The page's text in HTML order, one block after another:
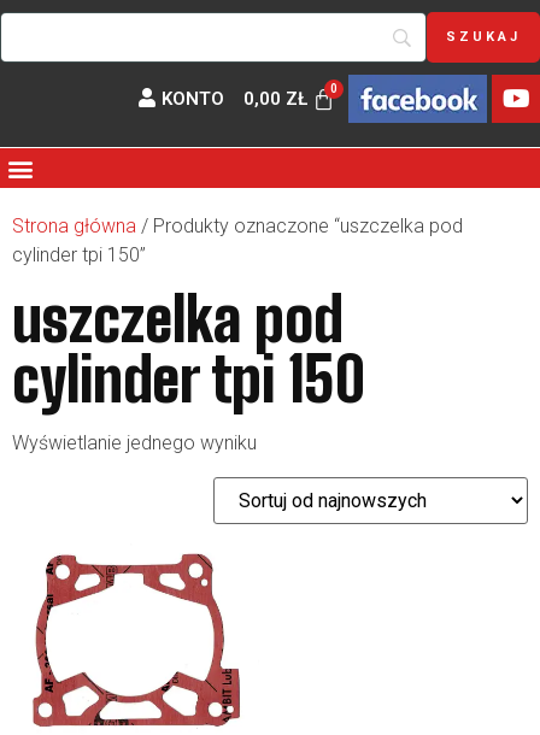
KONTO 0,00 ZŁ
Strona główna / Produkty oznaczone “uszczelka pod
cylinder tpi 150”
uszczelka pod
cylinder tpi 150
Wyświetlanie jednego wyniku